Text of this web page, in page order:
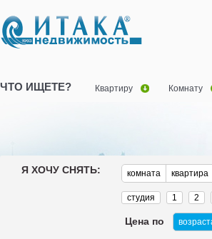
ЧТО ИЩЕТЕ? Квартиру Комнату
Я ХОЧУ СНЯТЬ: комната квартира
студия 1 2
Цена по